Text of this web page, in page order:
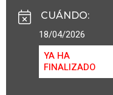
CUÁNDO:
18/04/2026
YA HA
FINALIZADO